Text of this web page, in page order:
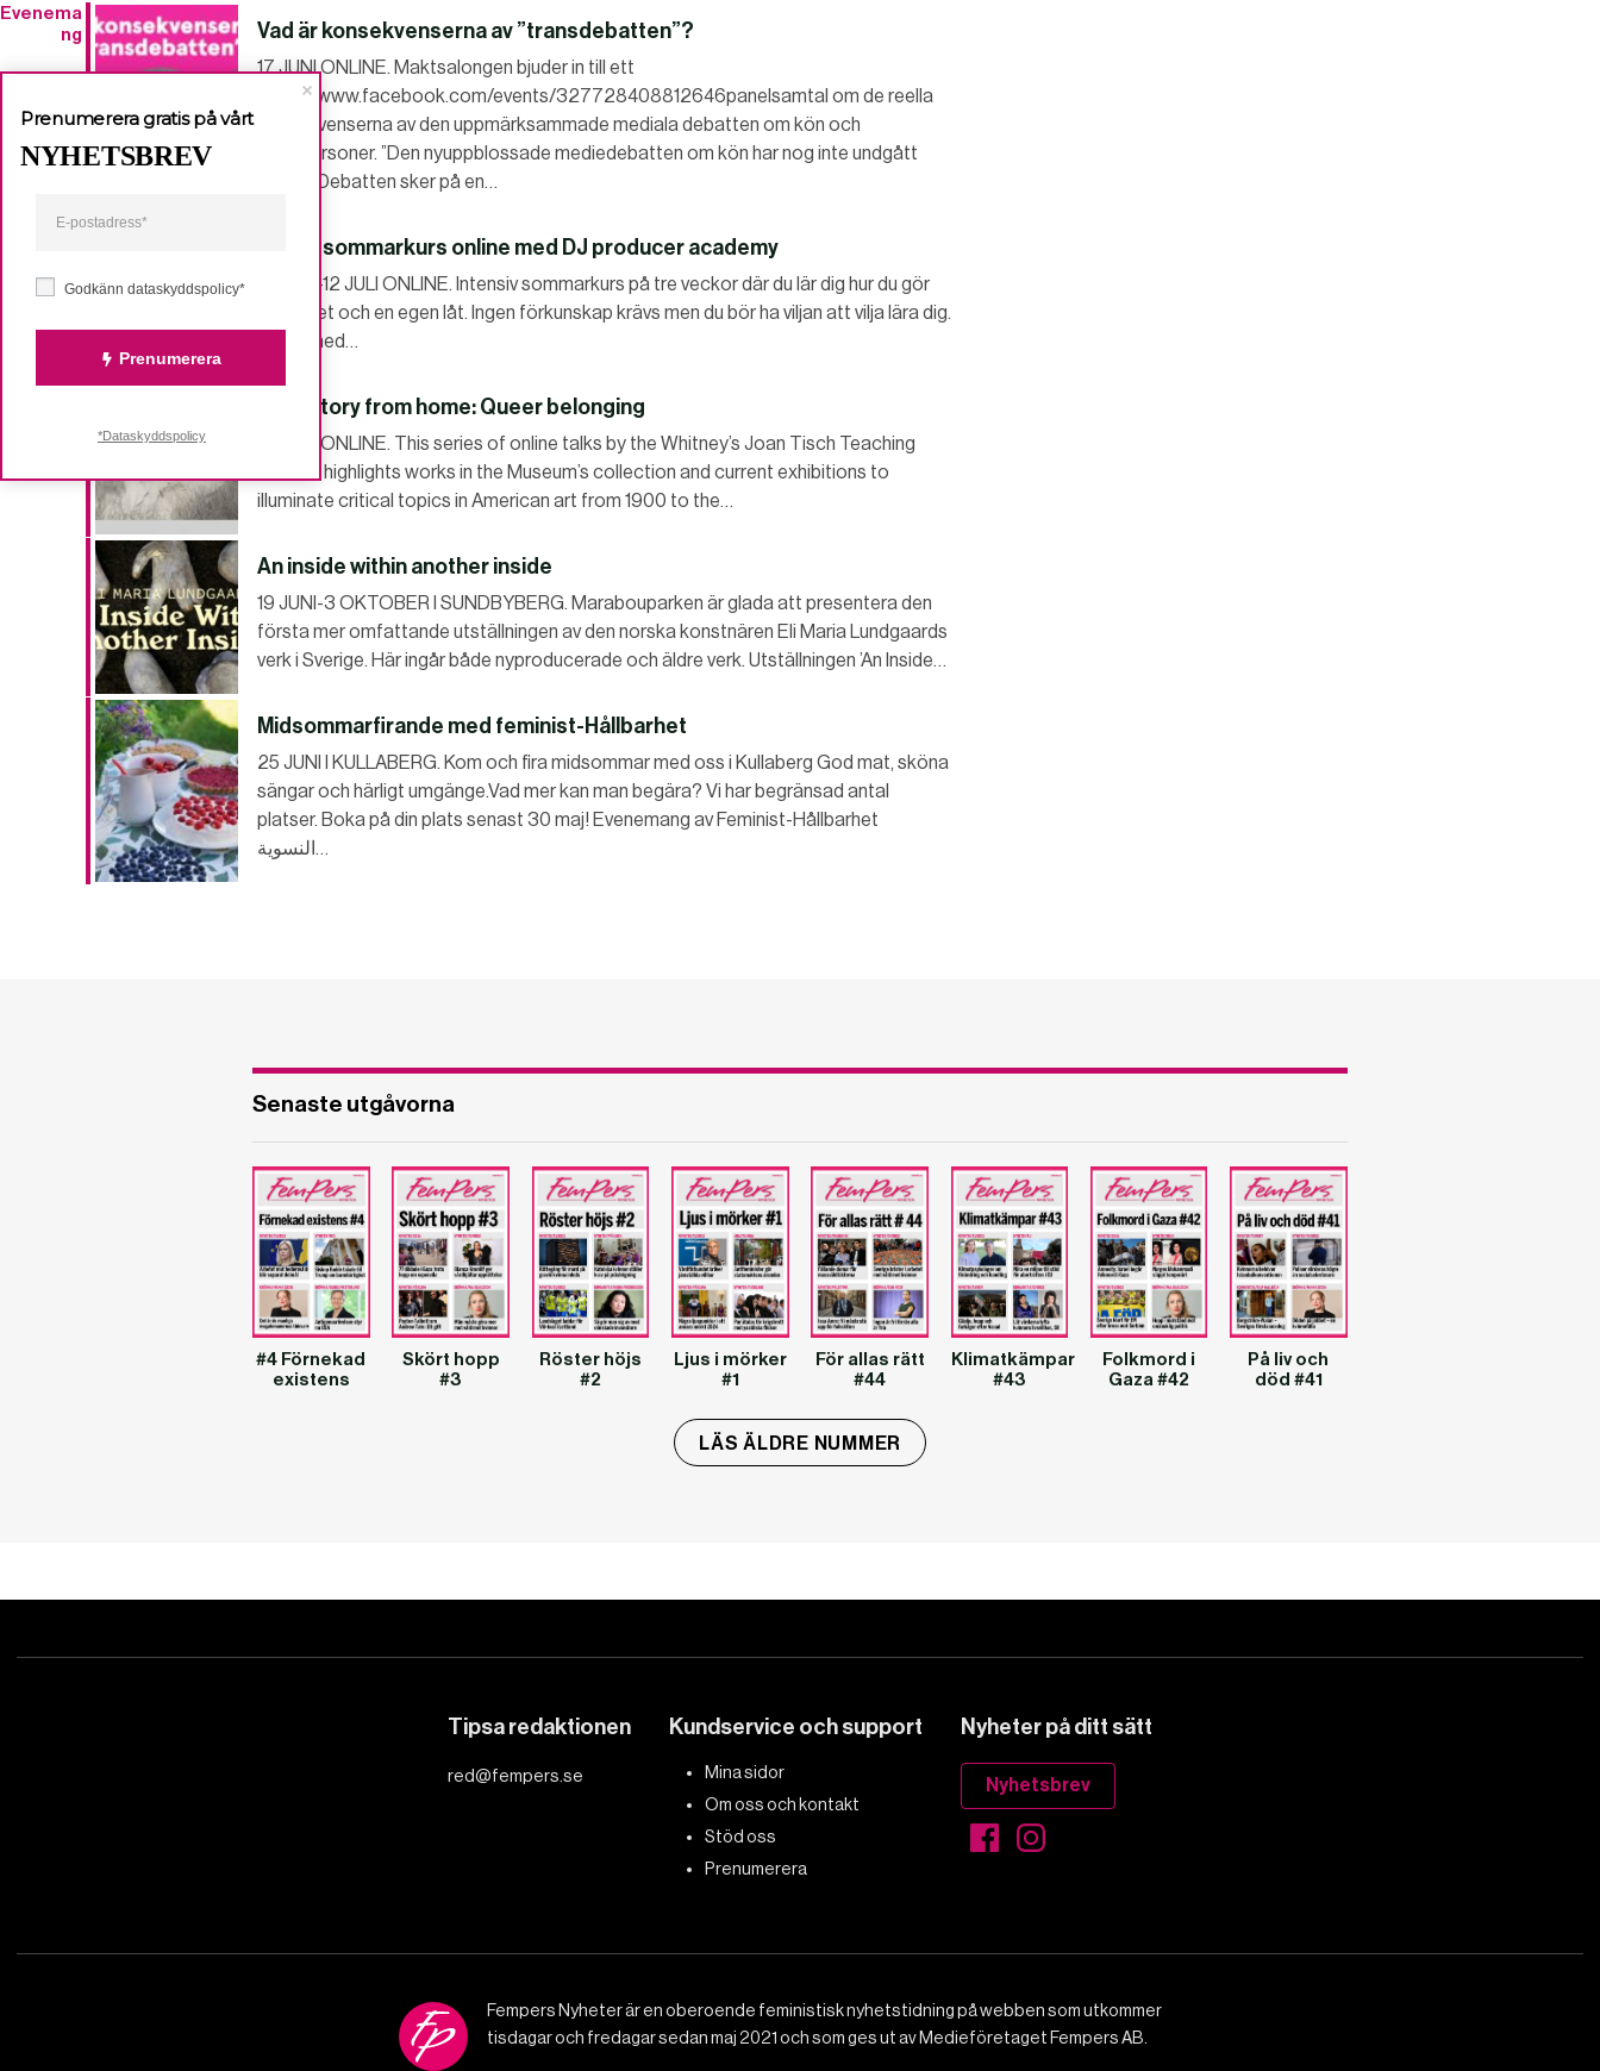
Evenema
ng
Vad är konsekvenserna av ”transdebatten”?
17 JUNI ONLINE. Maktsalongen bjuder in till ett
https://www.facebook.com/events/327728408812646panelsamtal om de reella
konsekvenserna av den uppmärksammade mediala debatten om kön och
transpersoner. ”Den nyuppblossade mediedebatten om kön har nog inte undgått
någon. Debatten sker på en…
Gratis sommarkurs online med DJ producer academy
21 JUNI-12 JULI ONLINE. Intensiv sommarkurs på tre veckor där du lär dig hur du gör
ett dj-set och en egen låt. Ingen förkunskap krävs men du bör ha viljan att vilja lära dig.
Målet med…
Art history from home: Queer belonging
16 JUNI ONLINE. This series of online talks by the Whitney’s Joan Tisch Teaching
Fellows highlights works in the Museum’s collection and current exhibitions to
illuminate critical topics in American art from 1900 to the…
An inside within another inside
19 JUNI-3 OKTOBER I SUNDBYBERG. Marabouparken är glada att presentera den
första mer omfattande utställningen av den norska konstnären Eli Maria Lundgaards
verk i Sverige. Här ingår både nyproducerade och äldre verk. Utställningen ’An Inside…
Midsommarfirande med feminist-Hållbarhet
25 JUNI I KULLABERG. Kom och fira midsommar med oss i Kullaberg God mat, sköna
sängar och härligt umgänge.Vad mer kan man begära? Vi har begränsad antal
platser. Boka på din plats senast 30 maj! Evenemang av ‎Feminist-Hållbarhet
النسوية…
Senaste utgåvorna
#4 Förnekad
existens
Skört hopp
#3
Röster höjs
#2
Ljus i mörker
#1
För allas rätt
#44
Klimatkämpar
#43
Folkmord i
Gaza #42
På liv och
död #41
LÄS ÄLDRE NUMMER
Tipsa redaktionen
red@fempers.se
Kundservice och support
Mina sidor
Om oss och kontakt
Stöd oss
Prenumerera
Nyheter på ditt sätt
Nyhetsbrev
Fempers Nyheter är en oberoende feministisk nyhetstidning på webben som utkommer
tisdagar och fredagar sedan maj 2021 och som ges ut av Medieföretaget Fempers AB.
Godkänn dataskyddspolicy*
Prenumerera
Prenumerera gratis på vårt
NYHETSBREV
*Dataskyddspolicy